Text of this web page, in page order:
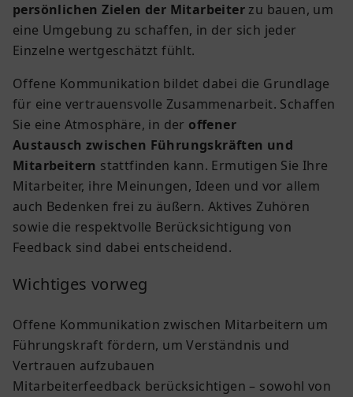
persönlichen Zielen der Mitarbeiterzu bauen, um
eine Umgebung zu schaffen, in der sich jeder
Einzelne wertgeschätzt fühlt.
Offene Kommunikation bildet dabei die Grundlage
für eine vertrauensvolle Zusammenarbeit. Schaffen
Sie eine Atmosphäre, in der offener
Austausch zwischen Führungskräften und
Mitarbeitern stattfinden kann. Ermutigen Sie Ihre
Mitarbeiter, ihre Meinungen, Ideen und vor allem
auch Bedenken frei zu äußern. Aktives Zuhören
sowie die respektvolle Berücksichtigung von
Feedback sind dabei entscheidend.
Wichtiges vorweg
Offene Kommunikationzwischen Mitarbeitern um
Führungskraft fördern, um Verständnis und
Vertrauen aufzubauen
Mitarbeiterfeedback berücksichtigen – sowohl von